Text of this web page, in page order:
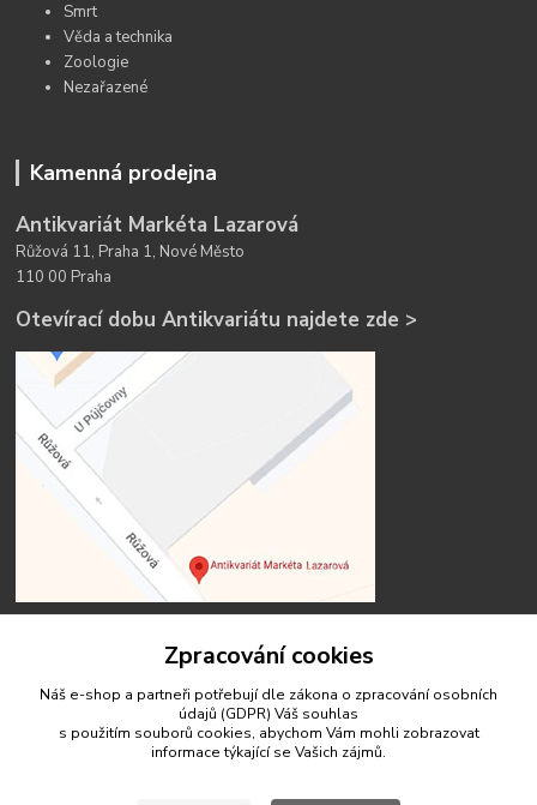
Smrt
Věda a technika
Zoologie
Nezařazené
Kamenná prodejna
Antikvariát Markéta Lazarová
Růžová 11, Praha 1, Nové Město
110 00 Praha
Otevírací dobu Antikvariátu najdete zde >
Kontakty
Zpracování cookies
Náš e-shop a partneři potřebují dle zákona o zpracování osobních
údajů (GDPR) Váš souhlas
s použitím souborů cookies, abychom Vám mohli zobrazovat
informace týkající se Vašich zájmů.